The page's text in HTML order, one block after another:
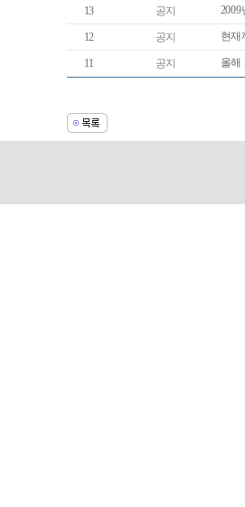
13 공지
12 공지 현재
11 공지 올해